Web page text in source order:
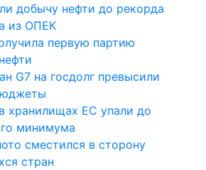
добычу нефти до рекорда
из ОПЕК
первую партию
G7 на госдолг превысили
хранилищах ЕС упали до
минимума
сместился в сторону
стран